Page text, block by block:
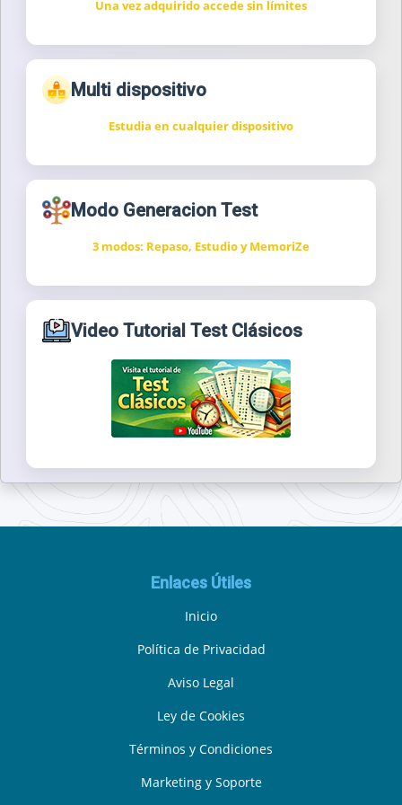
Una vez adquirido accede sin límites
Multi dispositivo
Estudia en cualquier dispositivo
Modo Generacion Test
3 modos: Repaso, Estudio y MemoriZe
Video Tutorial Test Clásicos
Enlaces Útiles
Inicio
Política de Privacidad
Aviso Legal
Ley de Cookies
Términos y Condiciones
Marketing y Soporte